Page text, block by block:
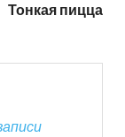
Тонкая пицца